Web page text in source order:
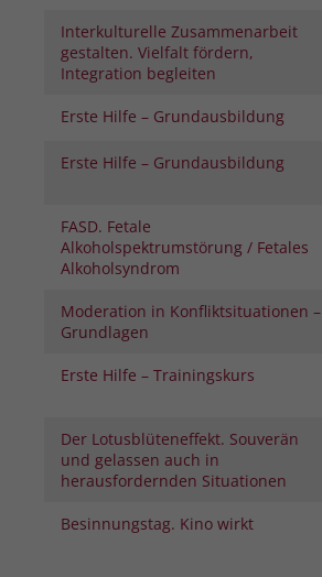
Interkulturelle Zusammenarbeit
gestalten. Vielfalt fördern,
Integration begleiten
Erste Hilfe – Grundausbildung
Erste Hilfe – Grundausbildung
FASD. Fetale
Alkoholspektrumstörung / Fetales
Alkoholsyndrom
Moderation in Konfliktsituationen –
Grundlagen
Erste Hilfe – Trainingskurs
Der Lotusblüteneffekt. Souverän
und gelassen auch in
herausfordernden Situationen
Besinnungstag. Kino wirkt